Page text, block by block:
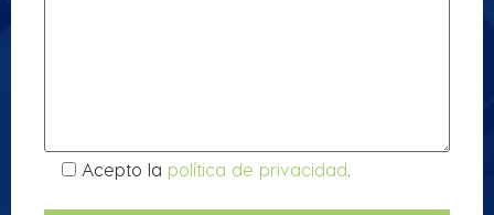
Acepto la política de privacidad